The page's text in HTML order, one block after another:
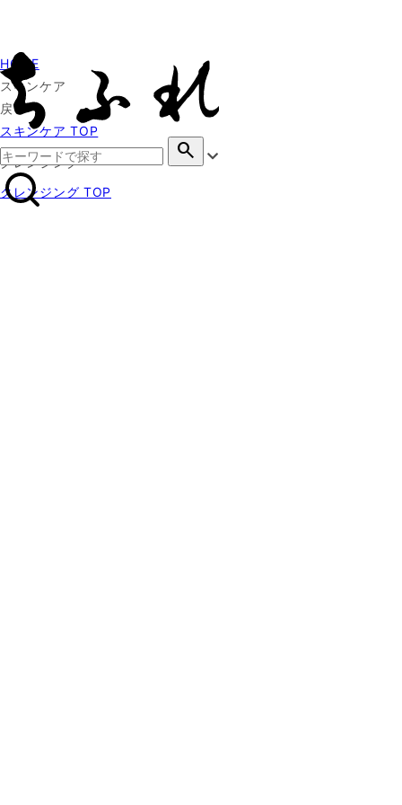
search
HOME
スキンケア
戻る
スキンケア TOP
クレンジング
クレンジング TOP